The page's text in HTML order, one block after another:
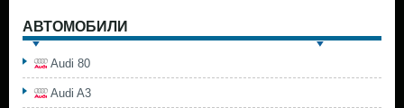
АВТОМОБИЛИ
Audi 80
Audi A3